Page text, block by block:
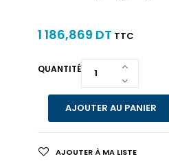
1 186,869 DT TTC
QUANTITÉ
AJOUTER AU PANIER
AJOUTER À MA LISTE